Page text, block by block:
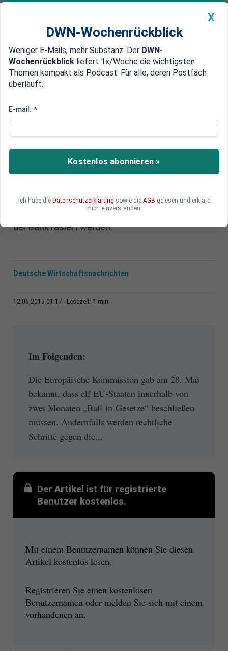
Newsticker MEIN DWN: Geldanlage Premium
Edelmetalle DWN-Magazin China
Sparer an Verlusten beteiligen
EU-Kommission in Sorge um
Banken in Frankreich und Italien
Die EU-Kommission sorgt sich offenbar um den
umzusetzen. Diese Regeln sehen vor, dass
der Bank rasiert werden.
Deutsche Wirtschaftsnachrichten
12.06.2015 01:17 Lesezeit: 1 min
Im Folgenden:
Die Europäische Kommission gab am 28. Mai
bekannt, dass elf EU-Staaten innerhalb von
zwei Monaten „Bail-in-Gesetze“ beschließen
müssen. Andernfalls werden rechtliche
Schritte gegen die...
Der Artikel ist für registrierte
Benutzer kostenlos.
Mit einem Benutzernamen können Sie diesen
Artikel kostenlos lesen.
Registrieren Sie einen kostenlosen
Benutzernamen oder melden Sie sich mit einem
vorhandenen an.
X
DWN-Wochenrückblick
Weniger E-Mails, mehr Substanz: Der DWN-
Wochenrückblick liefert 1x/Woche die wichtigsten
Themen kompakt als Podcast. Für alle, deren Postfach
überläuft.
E-mail: *
Kostenlos abonnieren »
Ich habe die Datenschutzerklärung sowie die AGB gelesen und erkläre
mich einverstanden.